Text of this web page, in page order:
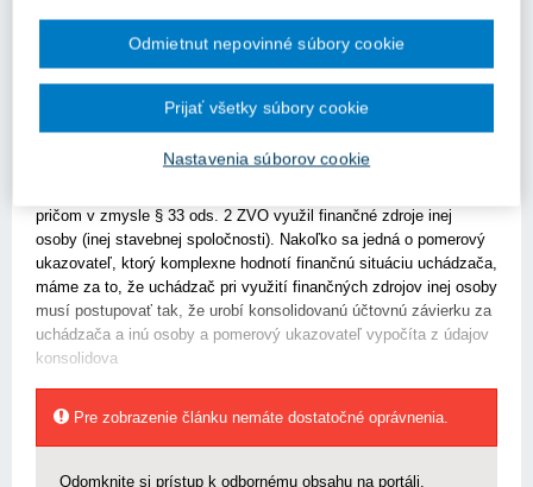
„V rámci Výzvy na predkladanie ponúk podlimitnej zákazky podľa
§ 112 ZVO stanovil verejný obstarávateľ podľa § 7 ods. 1, písm. b)
ZVO podmienku účasti v zmysle § 33 ZVO ako požiadavku na
určuje na základe údajov zo schválenej účtovnej závierky
pričom v zmysle § 33 ods. 2 ZVO využil finančné zdroje inej
osoby (inej stavebnej spoločnosti). Nakoľko sa jedná o pomerový
ukazovateľ, ktorý komplexne hodnotí finančnú situáciu uchádzača,
máme za to, že uchádzač pri využití finančných zdrojov inej osoby
musí postupovať tak, že urobí konsolidovanú účtovnú závierku za
uchádzača a inú osoby a pomerový ukazovateľ vypočíta z údajov
konsolidova
Pre zobrazenie článku nemáte dostatočné oprávnenia.
Odomknite si prístup k odbornému obsahu na portáli.
Nastavenia súborov cookie
Odmietnut nepovinné súbory cookie
Prijať všetky súbory cookie